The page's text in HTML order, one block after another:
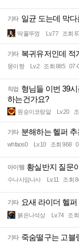
기타 일균 도는데 막
딱풀뚜껑 Lv.77 조회
기타 복귀유저인데 적
뭉이짱 Lv.2 조회 885 07-
직업
형님들 이번 39
하는건가요?
원숭이코랑알 Lv.20
기타 분해하는 헬퍼
whfaos0 Lv.10 조회 968
아이템 황실반지 질문
수나사암나사 Lv.11 조회
기타 요새 라이더 헬
붉은나석상 Lv.74 조
기타 죽숨떨구는 고블